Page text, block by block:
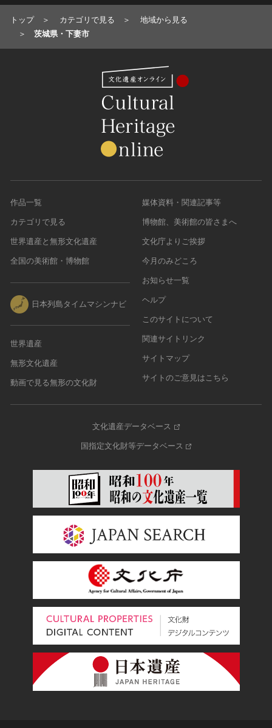
トップ カテゴリで見る
地域から見る
茨城県・下妻市
作品一覧
カテゴリで見る
世界遺産と無形文化遺産
全国の美術館・博物館
日本列島タイムマシンナビ
世界遺産
無形文化遺産
動画で見る無形の文化財
媒体資料・関連記事等
博物館、美術館の皆さまへ
文化庁よりご挨拶
今月のみどころ
お知らせ一覧
ヘルプ
このサイトについて
関連サイトリンク
サイトマップ
サイトのご意見はこちら
文化遺産データベース
国指定文化財等データベース